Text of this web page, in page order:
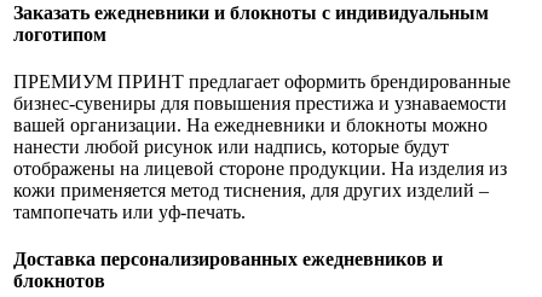
Заказать ежедневники и блокноты с индивидуальным
логотипом
ПРЕМИУМ ПРИНТ предлагает оформить брендированные
бизнес-сувениры для повышения престижа и узнаваемости
вашей организации. На ежедневники и блокноты можно
нанести любой рисунок или надпись, которые будут
отображены на лицевой стороне продукции. На изделия из
кожи применяется метод тиснения, для других изделий –
тампопечать или уф-печать.
Доставка персонализированных ежедневников и
блокнотов